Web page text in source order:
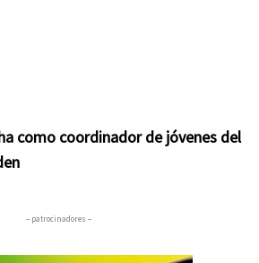
como coordinador de jóvenes del
– patrocinadores –